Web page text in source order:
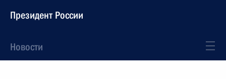
Президент России
Новости